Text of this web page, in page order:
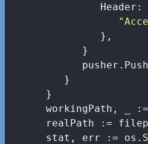
Header:
               },
            }
         }
      }
workingPath, _
realPath :=
stat, err :=